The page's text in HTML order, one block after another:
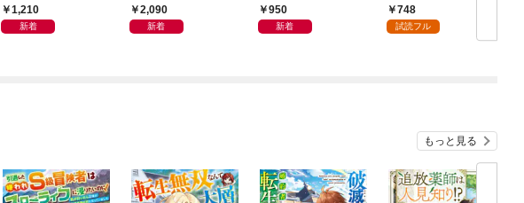
単行本版】1
1,210
新着
2,090
新着
950
新着
ぎて逃げ出したい(私た
ち犬猿の仲でしたよ
748
試読フル
もっと見る